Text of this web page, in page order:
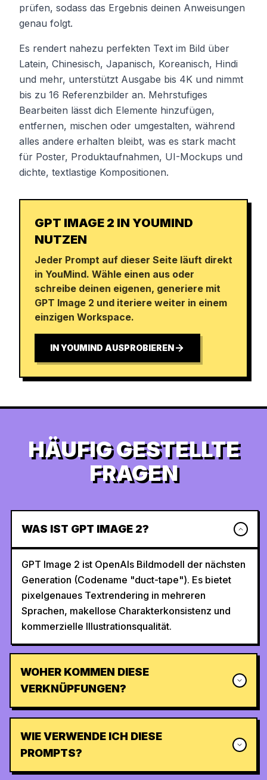
prüfen, sodass das Ergebnis deinen Anweisungen
genau folgt.
Es rendert nahezu perfekten Text im Bild über
Latein, Chinesisch, Japanisch, Koreanisch, Hindi
und mehr, unterstützt Ausgabe bis 4K und nimmt
bis zu 16 Referenzbilder an. Mehrstufiges
Bearbeiten lässt dich Elemente hinzufügen,
entfernen, mischen oder umgestalten, während
alles andere erhalten bleibt, was es stark macht
für Poster, Produktaufnahmen, UI-Mockups und
dichte, textlastige Kompositionen.
GPT IMAGE 2 IN YOUMIND
NUTZEN
Jeder Prompt auf dieser Seite läuft direkt
in YouMind. Wähle einen aus oder
schreibe deinen eigenen, generiere mit
GPT Image 2 und iteriere weiter in einem
einzigen Workspace.
IN YOUMIND AUSPROBIEREN
HÄUFIG GESTELLTE
FRAGEN
WAS IST GPT IMAGE 2?
GPT Image 2 ist OpenAIs Bildmodell der nächsten
Generation (Codename "duct-tape"). Es bietet
pixelgenaues Textrendering in mehreren
Sprachen, makellose Charakterkonsistenz und
kommerzielle Illustrationsqualität.
WOHER KOMMEN DIESE
VERKNÜPFUNGEN?
WIE VERWENDE ICH DIESE
PROMPTS?